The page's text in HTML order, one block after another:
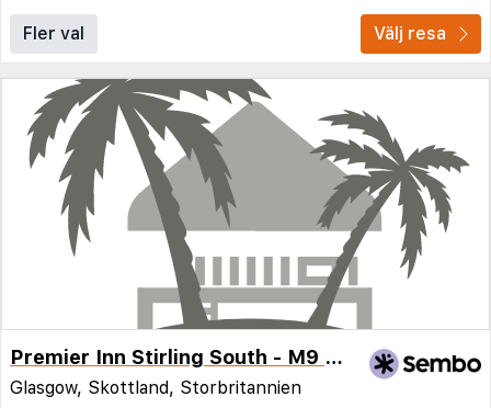
Fler val Välj resa
Premier Inn Stirling South - M9 J9
Glasgow, Skottland, Storbritannien